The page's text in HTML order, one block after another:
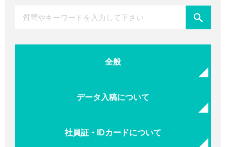
全般
データ入稿について
社員証・IDカードについて